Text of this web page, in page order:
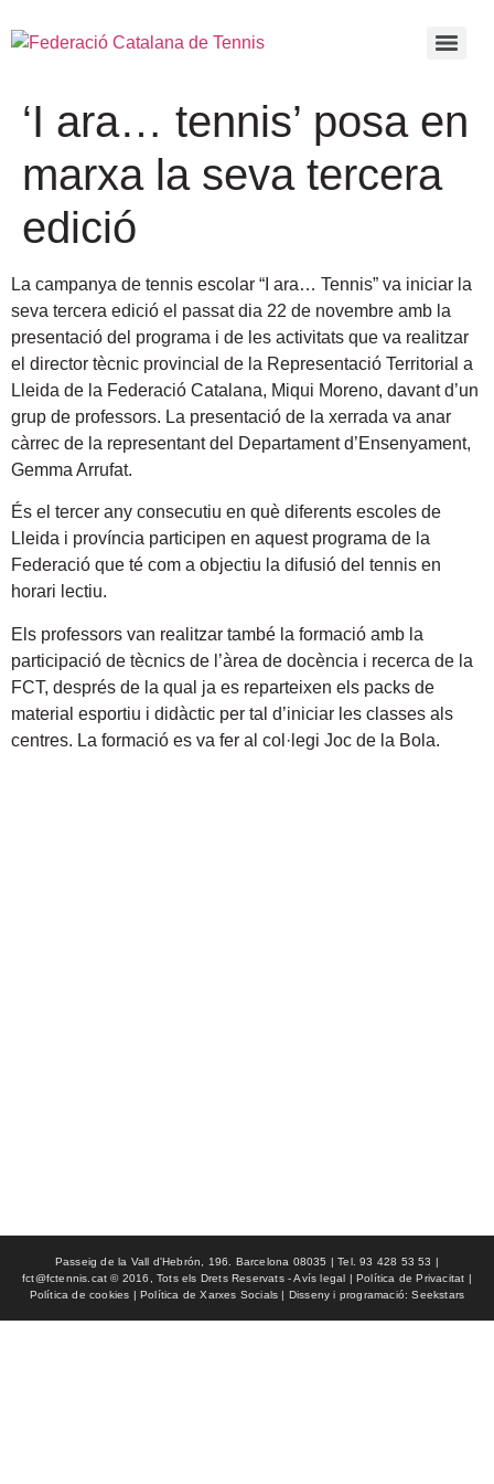
‘I ara… tennis’ posa en
marxa la seva tercera
edició
La campanya de tennis escolar “I ara… Tennis” va iniciar la
seva tercera edició el passat dia 22 de novembre amb la
presentació del programa i de les activitats que va realitzar
el director tècnic provincial de la Representació Territorial a
Lleida de la Federació Catalana, Miqui Moreno, davant d’un
grup de professors. La presentació de la xerrada va anar
càrrec de la representant del Departament d’Ensenyament,
Gemma Arrufat.
És el tercer any consecutiu en què diferents escoles de
Lleida i província participen en aquest programa de la
Federació que té com a objectiu la difusió del tennis en
horari lectiu.
Els professors van realitzar també la formació amb la
participació de tècnics de l’àrea de docència i recerca de la
FCT, després de la qual ja es reparteixen els packs de
material esportiu i didàctic per tal d’iniciar les classes als
centres. La formació es va fer al col·legi Joc de la Bola.
Passeig de la Vall d'Hebrón, 196. Barcelona 08035 | Tel. 93 428 53 53 |
fct@fctennis.cat © 2016, Tots els Drets Reservats - Avís legal | Política de Privacitat |
Política de cookies | Política de Xarxes Socials | Disseny i programació: Seekstars